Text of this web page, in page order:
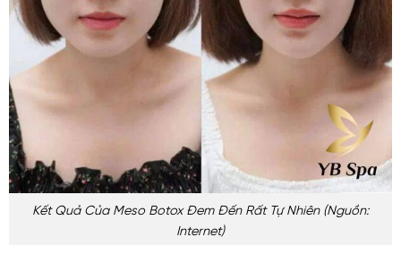
Kết Quả Của Meso Botox Đem Đến Rất Tự Nhiên (nguồn:
Internet)